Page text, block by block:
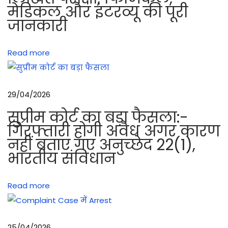
T
)
ला
ने
त
री
का
रे
कॉ
ल
ऑ
रे
मेडिकल और इंटरव्यू की पूरी
जानकारी
Read more
29/04/2026
सुप्रीम कोर्ट का बड़ा फैसला:-
गिरफ्तारी होगी अवैध अगर कारण
नहीं बताए गए अनुच्छेद 22(1),
भारतीय संविधान
Read more